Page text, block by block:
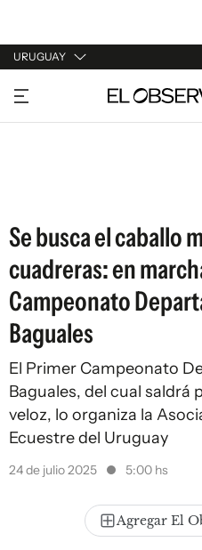
URUGUAY
URUGUAY
ARGENTINA
Se busca el caballo
cuadreras: en
Campeonato
Baguales
El Primer Campeonato
Baguales, del cual saldrá
veloz, lo organiza la
Ecuestre del Uruguay
24 de julio 2025 5:00 hs
Agregar El